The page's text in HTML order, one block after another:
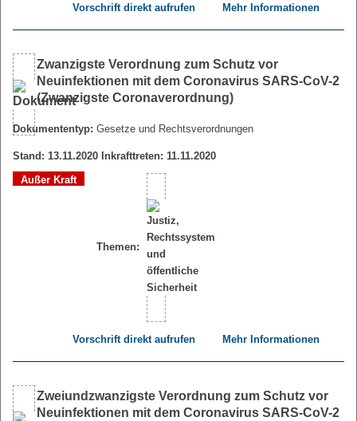
Vorschrift direkt aufrufen Mehr Informationen
Zwanzigste Verordnung zum Schutz vor
Neuinfektionen mit dem Coronavirus SARS-CoV-2
(Zwanzigste Coronaverordnung)
Dokumententyp: Gesetze und Rechtsverordnungen
Stand: 13.11.2020 Inkrafttreten: 11.11.2020
Außer Kraft
Themen:
Vorschrift direkt aufrufen Mehr Informationen
Zweiundzwanzigste Verordnung zum Schutz vor
Neuinfektionen mit dem Coronavirus SARS-CoV-2